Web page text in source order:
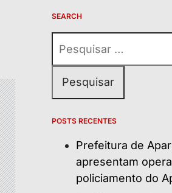
SEARCH
por:
POSTS RECENTES
Prefeitura de
apresentam
policiamento do